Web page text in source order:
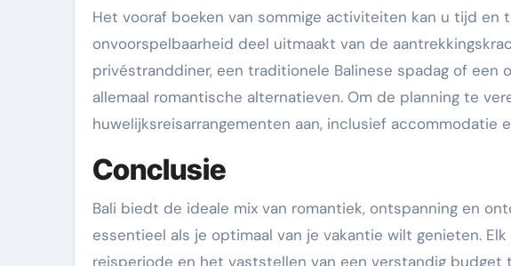
Het vooraf boeken van sommige activiteiten kan u tijd en
onvoorspelbaarheid deel uitmaakt van de
privéstranddiner, een traditionele Balinese spadag of een
allemaal romantische alternatieven. Om de planning te
huwelijksreisarrangementen aan, inclusief accommodatie
Conclusie
Bali biedt de ideale mix van romantiek, ontspanning en
essentieel als je optimaal van je vakantie wilt genieten.
reisperiode en het vaststellen van een verstandig